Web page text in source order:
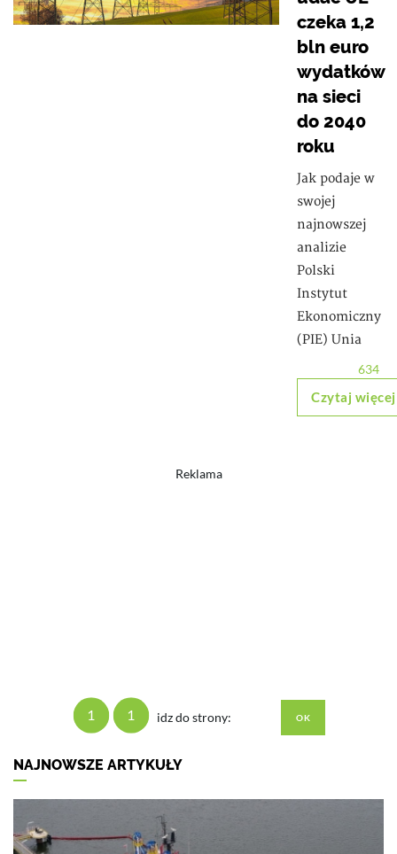
czeka 1,2
bln euro
wydatków
na sieci
do 2040
roku
Jak podaje w
swojej
najnowszej
analizie
Polski
Instytut
Ekonomiczny
(PIE) Unia
634
Czytaj więcej
Reklama
1 1 idz do strony:
NAJNOWSZE ARTYKUŁY